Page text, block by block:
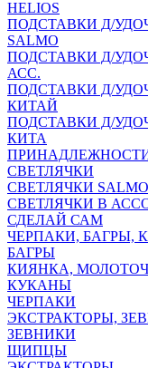
HELIOS
ПОДСТАВКИ Д/
SALMO
ПОДСТАВКИ Д/
АСС.
ПОДСТАВКИ Д/
КИТАЙ
ПОДСТАВКИ Д/
КИТА
СВЕТЛЯЧКИ
СВЕТЛЯЧКИ SALMO
СВЕТЛЯЧКИ В
СДЕЛАЙ САМ
ЧЕРПАКИ, БАГРЫ,
БАГРЫ
КИЯНКА,
КУКАНЫ
ЧЕРПАКИ
ЭКСТРАКТОРЫ,
ЗЕВНИКИ
ЩИПЦЫ